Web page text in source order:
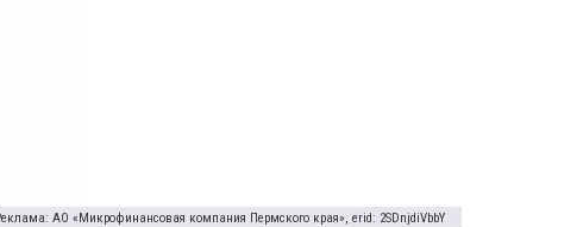
АО «Микрофинансовая компания Пермского края», erid: 2SDnjdiVbbY